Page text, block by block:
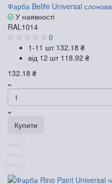
Фарба Belife Universal слонова
У наявності
RAL1014
0
1-11 шт 132.18 ₴
від 12 шт 118.92 ₴
132.18 ₴
Купити